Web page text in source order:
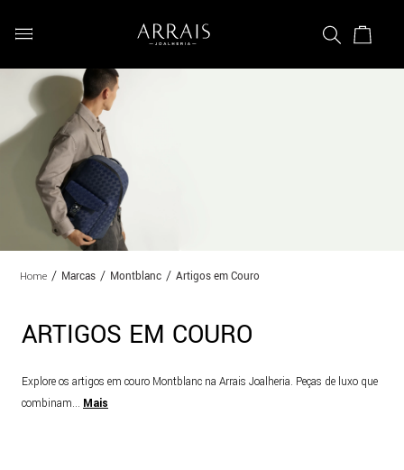
Marcas Montblanc Artigos em Couro
ARTIGOS EM COURO
Explore os artigos em couro Montblanc na Arrais Joalheria. Peças de luxo que
combinam... Mais